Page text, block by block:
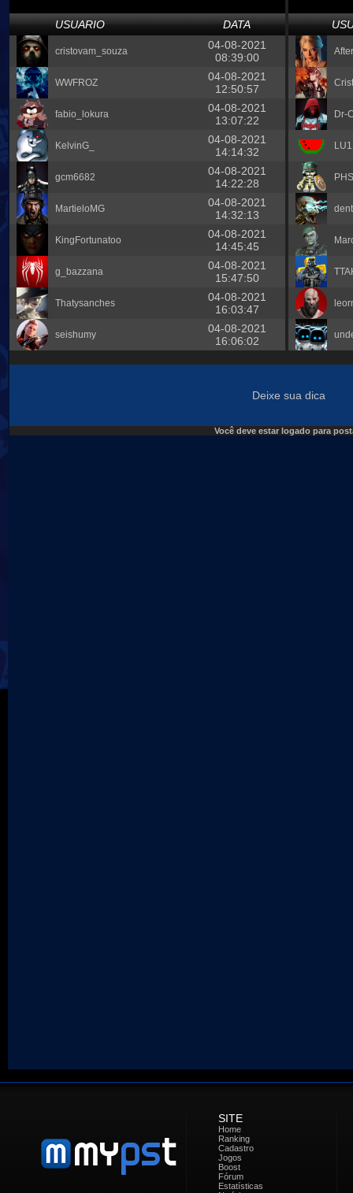
USUARIO DATA
cristovam_souza
04-08-2021
08:39:00
WWFROZ
04-08-2021
12:50:57
fabio_lokura
04-08-2021
13:07:22
KelvinG_
04-08-2021
14:14:32
gcm6682
04-08-2021
14:22:28
MartieloMG
04-08-2021
14:32:13
KingFortunatoo
04-08-2021
14:45:45
g_bazzana
04-08-2021
15:47:50
Thatysanches
04-08-2021
16:03:47
seishumy
04-08-2021
16:06:02
Dr-
Deixe sua dica
Você deve estar logado para
SITE
Home
Ranking
Cadastro
Jogos
Boost
Fórum
Estatísticas